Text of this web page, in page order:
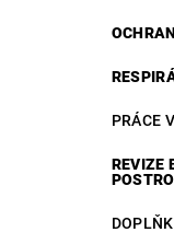
PRÁCE
REVIZE